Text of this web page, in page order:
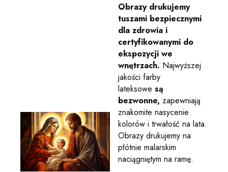
Obrazy drukujemy
tuszami bezpiecznymi
dla zdrowia i
certyfikowanymi do
ekspozycji we
wnętrzach. Najwyższej
jakości farby
lateksowe są
bezwonne, zapewniają
znakomite nasycenie
kolorów i trwałość na lata.
Obrazy drukujemy na
płótnie malarskim
naciągniętym na ramę.